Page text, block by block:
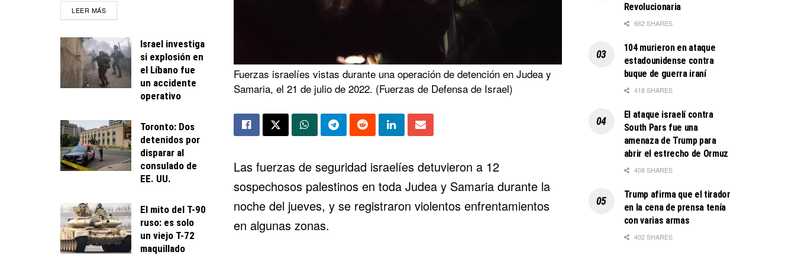
Fuerzas israelíes vistas durante una operación de detención en Judea y
Samaria, el 21 de julio de 2022. (Fuerzas de Defensa de Israel)
Las fuerzas de seguridad israelíes detuvieron a 12
sospechosos palestinos en toda Judea y Samaria durante la
noche del jueves, y se registraron violentos enfrentamientos
en algunas zonas.
LEER MÁSDETAILS
Israel investiga
si explosión en
el Líbano fue
un accidente
operativo
Toronto: Dos
detenidos por
disparar al
consulado de
EE. UU.
El mito del T-90
ruso: es solo
un viejo T-72
maquillado
Revolucionaria
662 SHARES
104 murieron en ataque
estadounidense contra
buque de guerra iraní
418 SHARES
El ataque israelí contra
South Pars fue una
amenaza de Trump para
abrir el estrecho de Ormuz
408 SHARES
Trump afirma que el tirador
en la cena de prensa tenía
con varias armas
402 SHARES